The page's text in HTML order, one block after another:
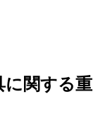
に関する重